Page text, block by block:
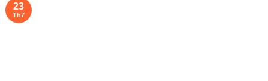
23
Th7